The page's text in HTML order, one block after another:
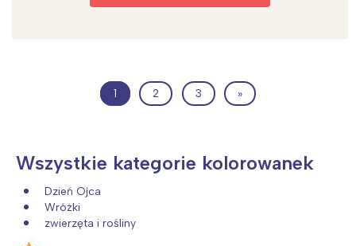
1 2 3 »
Wszystkie kategorie kolorowanek
Dzień Ojca
Wróżki
zwierzęta i rośliny
Trójmiasto
Poznań
Południe
Północ
Wybieram